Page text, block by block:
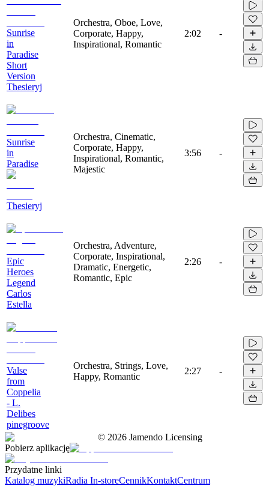
Sunrise
in
Paradise
Short
Version
Thesieryj
Orchestra, Oboe, Love,
Corporate, Happy,
Inspirational, Romantic
2:02 -
Sunrise
in
Paradise
Thesieryj
Orchestra, Cinematic,
Corporate, Happy,
Inspirational, Romantic,
Majestic
3:56 -
Epic
Heroes
Legend
Carlos
Estella
Orchestra, Adventure,
Corporate, Inspirational,
Dramatic, Energetic,
Romantic, Epic
2:26 -
Valse
from
Coppelia
- L.
Delibes
pinegroove
Orchestra, Strings, Love,
Happy, Romantic
2:27 -
© 2026 Jamendo Licensing
Pobierz aplikację
Przydatne linki
Katalog muzykiRadia In-storeCennikKontaktCentrum